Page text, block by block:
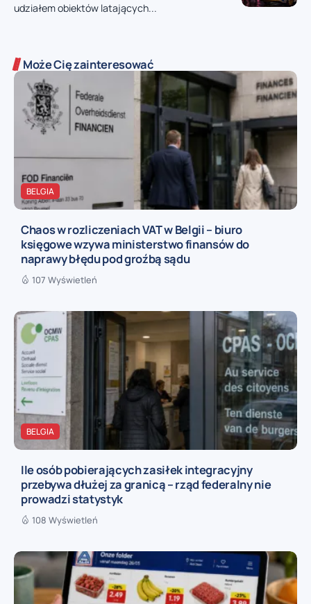
udziałem obiektów latających...
Może Cię zainteresować
BELGIA
Chaos w rozliczeniach VAT w Belgii – biuro
księgowe wzywa ministerstwo finansów do
naprawy błędu pod groźbą sądu
107 Wyświetleń
BELGIA
Ile osób pobierających zasiłek integracyjny
przebywa dłużej za granicą – rząd federalny nie
prowadzi statystyk
108 Wyświetleń